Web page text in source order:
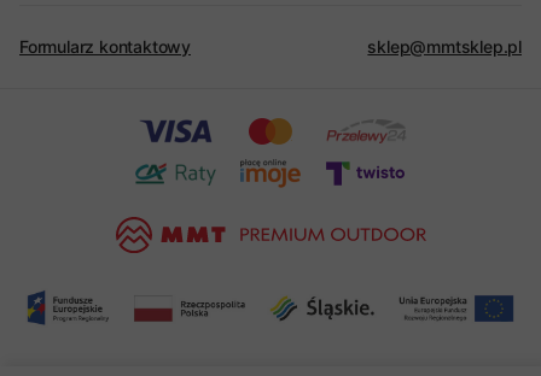
Formularz kontaktowy sklep@mmtsklep.pl